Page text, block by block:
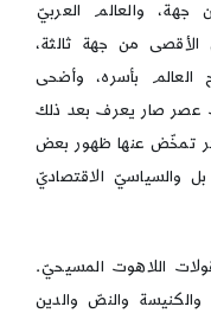
والعالم العربيّ
من جهة ثالثة،
العالم بأسره، وأضحى
عصر صار يعرف بعد ذلك
تمخّض عنها ظهور بعض
والسياسيّ الاقتصاديّ
اللاهوت المسيحيّ.
والنصّ والدين